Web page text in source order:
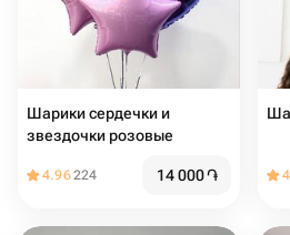
Шарики сердечки и
звездочки розовые
4.96224 14 000֏